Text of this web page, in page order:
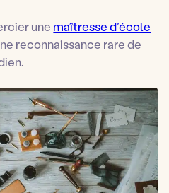
une maîtresse d’école
reconnaissance rare de